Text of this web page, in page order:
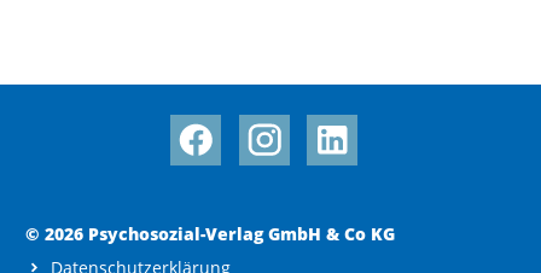
© 2026 Psychosozial-Verlag GmbH & Co KG
Datenschutzerklärung